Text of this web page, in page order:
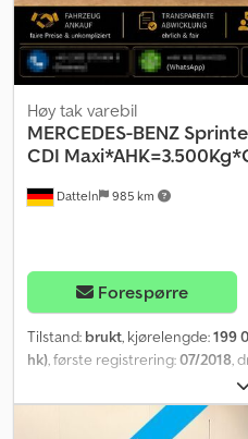
Datteln 985 km
Høy tak varebil
MERCEDES-BENZ
CDI
Forespørre
Tilstand: brukt, kjørelengde:199
hk), første registrering:07/2018,
antall seter:3, total lengde:7 000
, lasteplassbredde:1 780 mm